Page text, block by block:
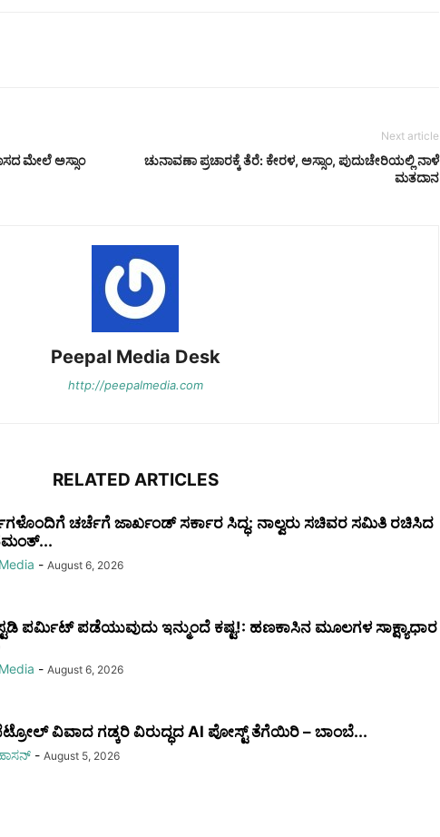
ಮೇಲೆ ಅಸ್ಸಾಂ
Next article
ಚುನಾವಣಾ ಪ್ರಚಾರಕ್ಕೆ ತೆರೆ: ಕೇರಳ, ಅಸ್ಸಾಂ, ಪುದುಚೇರಿಯಲ್ಲಿ ನಾಳೆ
ಮತದಾನ
Peepal Media Desk
http://peepalmedia.com
RELATED ARTICLES
ಚರ್ಚೆಗೆ ಜಾರ್ಖಂಡ್ ಸರ್ಕಾರ ಸಿದ್ಧ: ನಾಲ್ವರು ಸಚಿವರ ಸಮಿತಿ ರಚಿಸಿದ
- August 6, 2026
ಪರ್ಮಿಟ್ ಪಡೆಯುವುದು ಇನ್ಮುಂದೆ ಕಷ್ಟ!: ಹಣಕಾಸಿನ ಮೂಲಗಳ ಸಾಕ್ಷ್ಯಾಧಾರ
- August 6, 2026
ವಿವಾದ ಗಡ್ಕರಿ ವಿರುದ್ಧದ AI ಪೋಸ್ಟ್‌ ತೆಗೆಯಿರಿ – ಬಾಂಬೆ...
- August 5, 2026